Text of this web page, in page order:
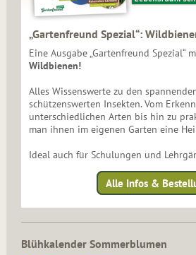
„Gartenfreund Spezial“:
Eine Ausgabe „Gartenfreund Spezial“
Wildbienen!
Alles Wissenswerte zu den
schützenswerten Insekten. Vom
unterschiedlichen Arten bis hin zu
man ihnen im eigenen Garten eine
Ideal auch für Schulungen und
Alle Infos &
Blühkalender Sommerblumen